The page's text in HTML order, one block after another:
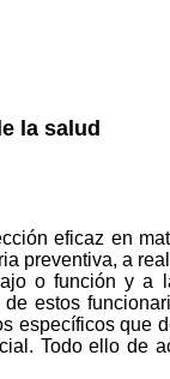
la salud
eficaz en
preventiva, a
o función y a
estos
específicos que
Todo ello de